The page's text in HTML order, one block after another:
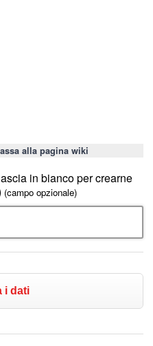
alla pagina wiki
in bianco per crearne
(campo opzionale)